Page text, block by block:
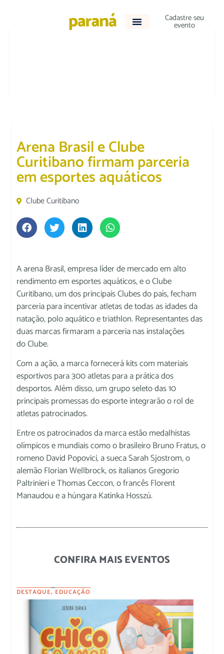
Cadastre seu
evento
Arena Brasil e Clube
Curitibano firmam parceria
em esportes aquáticos
Clube Curitibano
A arena Brasil, empresa líder de mercado em alto
rendimento em esportes aquáticos, e o Clube
Curitibano, um dos principais Clubes do país, fecham
parceria para incentivar atletas de todas as idades da
natação, polo aquático e triathlon. Representantes das
duas marcas firmaram a parceria nas instalações
do Clube.
Com a ação, a marca fornecerá kits com materiais
esportivos para 300 atletas para a prática dos
desportos. Além disso, um grupo seleto das 10
principais promessas do esporte integrarão o rol de
atletas patrocinados.
Entre os patrocinados da marca estão medalhistas
olímpicos e mundiais como o brasileiro Bruno Fratus, o
romeno David Popovici, a sueca Sarah Sjostrom, o
alemão Florian Wellbrock, os italianos Gregorio
Paltrinieri e Thomas Ceccon, o francês Florent
Manaudou e a húngara Katinka Hosszú.
CONFIRA MAIS EVENTOS
DESTAQUE, EDUCAÇÃO